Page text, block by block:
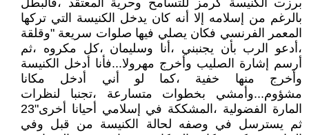
برزت الكنيسة كرمز للتسامح وحرية المعتقد ،فالبطل
بالرغم من إسلامه إلا أنه كان يدخل الكنيسة التي تركها
المعمر الفرنسي فكان يصلي فيها صلوات سريعة "وقلقة
،أدعو الرب بأن يجنبني ،أنا وسليمان ،كل مكروه ،ثم
أرسم إشارة الصليب وأخرج مهرولا...فأنا أدخل الكنيسة
وأخرج منها خفية ،كما لو أني أدخل مكانا
مشؤوم...وأمشي بخطوات متسارعة ،تجنبا لنظرات
المارة الفضولية ،المشككة في إسلامي أحيانا أخرى"23
ثم يسترسل في وصفه لحالة الكنيسة من قبل وفي